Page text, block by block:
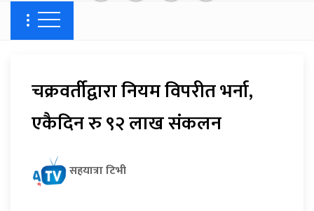
चक्रवर्तीद्वारा नियम विपरीत भर्ना,
एकैदिन रु ९२ लाख संकलन
सहयात्रा टिभी